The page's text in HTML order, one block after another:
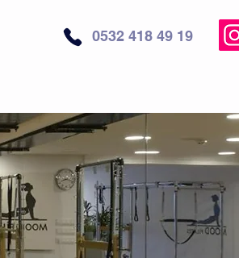
0532 418 49 19